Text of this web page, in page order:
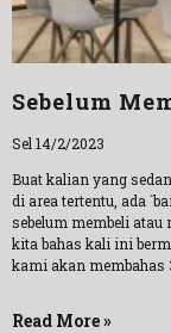
Sebelum
Sel 14/2/2023
Buat kalian yang
di area tertentu, ada
sebelum membeli
kita bahas kali ini
kami akan membahas
Read More »